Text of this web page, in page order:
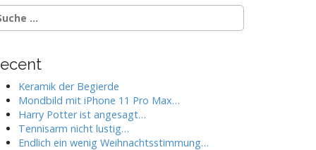
Keramik der Begierde
Mondbild mit iPhone 11 Pro Max…
Harry Potter ist angesagt…
Tennisarm nicht lustig…
Endlich ein wenig Weihnachtsstimmung…